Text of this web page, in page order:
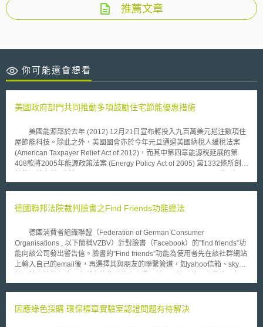
推薦文章
你可能還會想看
美國政府部門共同推動多項鼓勵住宅節能優惠措施
美國能源部於去年 (2012) 12月21日宣布將投入九百萬美元挹注數項住
屋節能科技。除此之外，美國國會亦於今年元旦通過美國納稅人緩稅法案
(American Taxpayer Relief Act of 2012)，而其中第四章能源稅延展的第
408款將2005年能源政策法案 (Energy Policy Act of 2005) 第1332條所創設
2013年年底。 據美國能源部長朱隸文 (Steven Chu) 表示，該國家庭平
的屋頂、閣樓或牆壁間的空氣洩漏而流失浪費。相關研究並顯示，百分之四
technology)的改進，包涵有高效能的窗戶、屋頂及冷暖器設備。 另方
面，國會所通過的美國納稅人緩稅法案展延了包括能源效率新屋抵免(Credit
for Energy-efficient New Homes)等十二項能源相關抵免或獎勵措施。其中
第408條的展延將使美國國民得其於就其符合能源之星(Energy Start)認證標
收抵免與醫療保健法案 (Tax Relief and Health Care Act of 2006) 延長至
德國聯邦法院裁判臉書之Find Friends功能違法
德國消費者組織聯盟（Federation of German Consumer
Organisations , 以下簡稱VZBV）針對臉書（Facebook）的”find friends”功
能向該公司發出警告信。臉書的”Find friends”功能為使用者先在該社群網站
上輸入自己的email後，再選擇其與朋友的聯繫管道，如yahoo信箱、skype
或者透過居住地、學校、工作場所等搜尋要件，協助使用者找尋好友。然
勝訴，之後臉書向上訴法院提起上訴，但於2014年01月24日遭到駁回。
因應綠色採購 環保標章實驗室認證問題有待解決